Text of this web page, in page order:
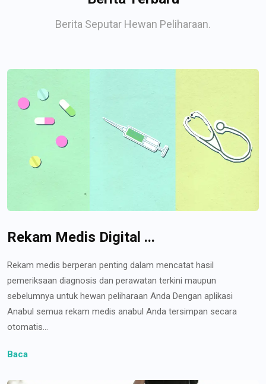
Berita Seputar Hewan Peliharaan.
Rekam Medis Digital ...
Rekam medis berperan penting dalam mencatat hasil
pemeriksaan diagnosis dan perawatan terkini maupun
sebelumnya untuk hewan peliharaan Anda Dengan aplikasi
Anabul semua rekam medis anabul Anda tersimpan secara
otomatis...
Baca